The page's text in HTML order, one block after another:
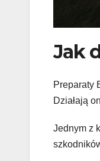
Jak
Preparaty
Działają
Jednym z